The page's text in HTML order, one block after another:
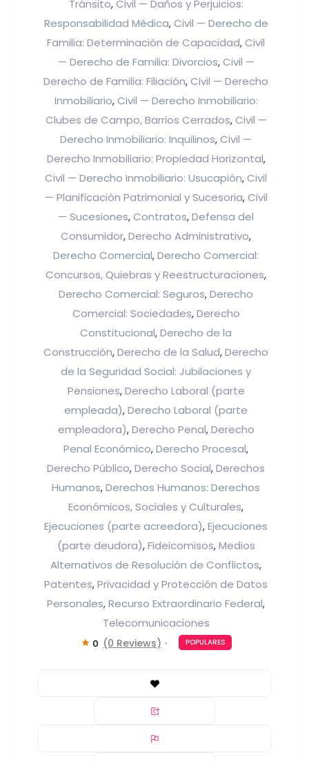
Tránsito, Civil — Daños y Perjuicios:
Responsabilidad Médica, Civil — Derecho de
Familia: Determinación de Capacidad, Civil
— Derecho de Familia: Divorcios, Civil —
Derecho de Familia: Filiación, Civil — Derecho
Inmobiliario, Civil — Derecho Inmobiliario:
Clubes de Campo, Barrios Cerrados, Civil —
Derecho Inmobiliario: Inquilinos, Civil —
Derecho Inmobiliario: Propiedad Horizontal,
Civil — Derecho Inmobiliario: Usucapión, Civil
— Planificación Patrimonial y Sucesoria, Civil
— Sucesiones, Contratos, Defensa del
Consumidor, Derecho Administrativo,
Derecho Comercial, Derecho Comercial:
Concursos, Quiebras y Reestructuraciones,
Derecho Comercial: Seguros, Derecho
Comercial: Sociedades, Derecho
Constitucional, Derecho de la
Construcción, Derecho de la Salud, Derecho
de la Seguridad Social: Jubilaciones y
Pensiones, Derecho Laboral (parte
empleada), Derecho Laboral (parte
empleadora), Derecho Penal, Derecho
Penal Económico, Derecho Procesal,
Derecho Público, Derecho Social, Derechos
Humanos, Derechos Humanos: Derechos
Económicos, Sociales y Culturales,
Ejecuciones (parte acreedora), Ejecuciones
(parte deudora), Fideicomisos, Medios
Alternativos de Resolución de Conflictos,
Patentes, Privacidad y Protección de Datos
Personales, Recurso Extraordinario Federal,
Telecomunicaciones
0 (0 Reviews) POPULARES